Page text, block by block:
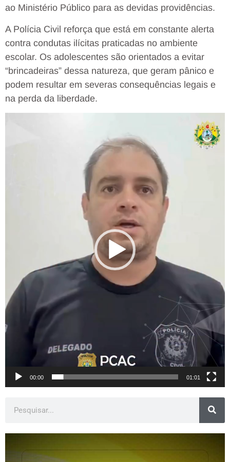
ao Ministério Público para as devidas providências.
A Polícia Civil reforça que está em constante alerta
contra condutas ilícitas praticadas no ambiente
escolar. Os adolescentes são orientados a evitar
“brincadeiras” dessa natureza, que geram pânico e
podem resultar em severas consequências legais e
na perda da liberdade.
00:00 01:01